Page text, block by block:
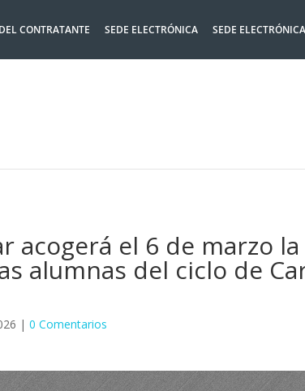
CONTRATANTE SEDE ELECTRÓNICA SEDE
acogerá el 6 de marzo la
alumnas del ciclo de
| 0 Comentarios